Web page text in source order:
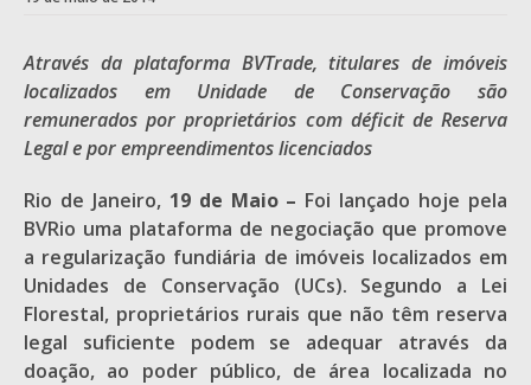
Através da plataforma BVTrade, titulares de imóveis
localizados em Unidade de Conservação são
remunerados por proprietários com déficit de Reserva
Legal e por empreendimentos licenciados
Rio de Janeiro, 19 de Maio – Foi lançado hoje pela
BVRio uma plataforma de negociação que promove
a regularização fundiária de imóveis localizados em
Unidades de Conservação (UCs). Segundo a Lei
Florestal, proprietários rurais que não têm reserva
legal suficiente podem se adequar através da
doação, ao poder público, de área localizada no